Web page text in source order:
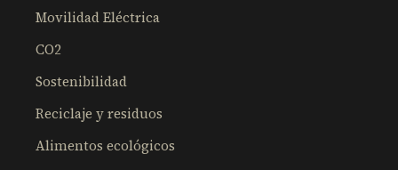
Movilidad Eléctrica
CO2
Sostenibilidad
Reciclaje y residuos
Alimentos ecológicos